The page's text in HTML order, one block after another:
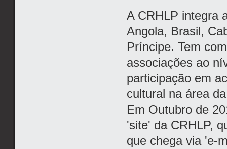
A CRHLP integra
Angola, Brasil,
Príncipe. Tem
associações ao
participação em
cultural na área
Em Outubro de
'site' da CRHLP,
que chega via 'e-